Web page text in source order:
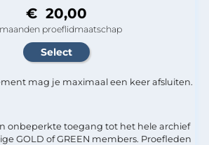
€ 20,00
proeflidmaatschap
mag je maximaal een keer afsluiten.
onbeperkte toegang tot het hele archief
GOLD of GREEN members. Proefleden